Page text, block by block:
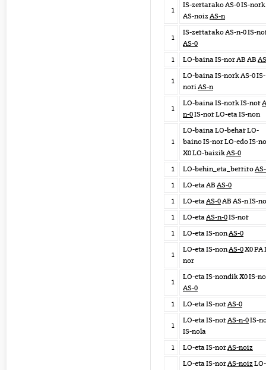
1
IS-zertarako AS-0 IS-nork
AS-noiz AS-n
1
IS-zertarako AS-n-0 IS-
AS-0
1
LO-baina IS-nor AB AB
1
LO-baina IS-nork AS-0 IS-
noriAS-n
1
LO-baina IS-nork IS-nor
n-0IS-nor LO-eta IS-non
1
LO-baina LO-behar LO-
baino IS-nor LO-edo IS-
X0 LO-baizikAS-0
1
LO-behin_eta_berriro
1
LO-eta AB AS-0
1
LO-etaAS-0AB AS-n IS-
1
LO-etaAS-n-0IS-nor
1
LO-eta IS-nonAS-0
1
LO-eta IS-nonAS-0X0 PA
nor
1
LO-eta IS-nondik X0 IS-
AS-0
1
LO-eta IS-norAS-0
1
LO-eta IS-norAS-n-0IS-
IS-nola
1
LO-eta IS-norAS-noiz
LO-eta IS-norAS-noiz